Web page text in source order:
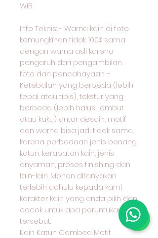
WIB.
Info Teknis: - Warna kain di foto
kemungkinan tidak 100% sama
dengan warna asli karena
pengaruh dari pengambilan
foto dan pencahayaan. -
Ketebalan yang berbeda (lebih
tebal atau tipis), tekstur yang
berbeda (lebih halus, lembut
atau kaku) antar desain, motif
dan warna bisa jadi tidak sama
karena perbedaan jenis benang
katun, kerapatan kain, jenis
anyaman, proses finishing dan
lain-lain. Mohon ditanyakan
terlebih dahulu kepada kami
karakter kain yang anda pilih dan
cocok untuk apa peruntukan kain
tersebut.
Kain Katun Combed Motif